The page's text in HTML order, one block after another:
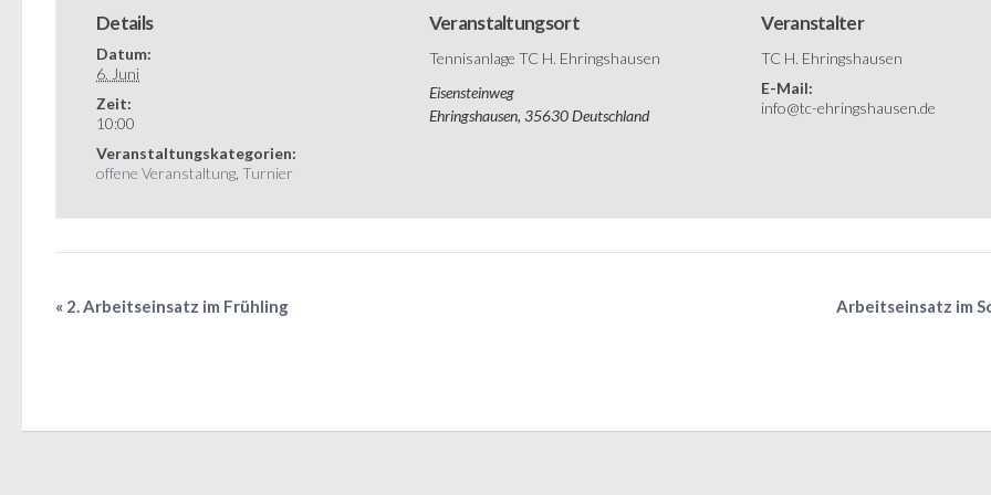
Details
Datum:
6. Juni
Zeit:
10:00
Veranstaltungskategorien:
offene Veranstaltung ,Turnier
Veranstaltungsort
Tennisanlage TC H. Ehringshausen
Eisensteinweg
Ehringshausen, 35630Deutschland
Veranstalter
TC H. Ehringshausen
E-Mail:
info@tc-ehringshausen.de
« 2. Arbeitseinsatz im Frühling Arbeitseinsatz im